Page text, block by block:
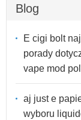
Blog
E cigi bolt
porady
vape mod
aj just e
wyboru